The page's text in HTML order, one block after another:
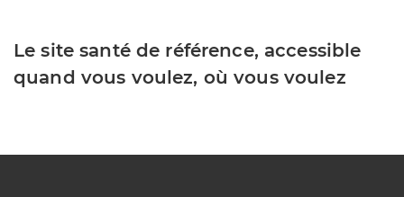
Le site santé de référence, accessible
quand vous voulez, où vous voulez